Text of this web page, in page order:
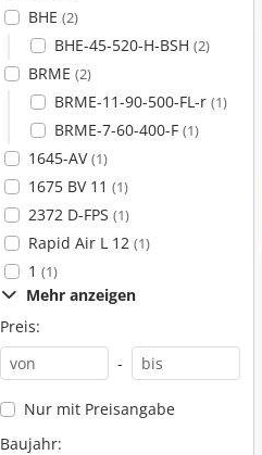
BHE (2)
BHE-45-520-H-BSH (2)
BRME (2)
BRME-11-90-500-FL-r (1)
BRME-7-60-400-F (1)
1645-AV(1)
1675 BV 11 (1)
2372 D-FPS (1)
Rapid Air L 12 (1)
1 (1)
Mehr anzeigen
Preis:
-
Nur mit Preisangabe
Baujahr: